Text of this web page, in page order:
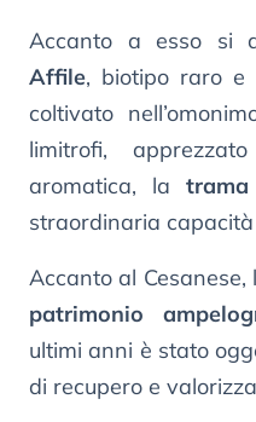
Accanto a esso si
Affile, biotipo raro e
coltivato
limitrofi,
aromatica, la
straordinaria
Accanto al Cesanese,
patrimonio
ultimi anni è stato
di recupero e